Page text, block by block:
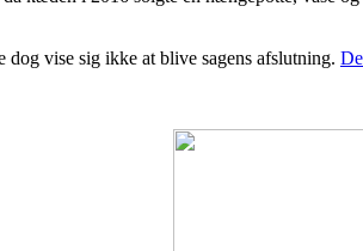
vise sig ikke at blive sagens afslutning.